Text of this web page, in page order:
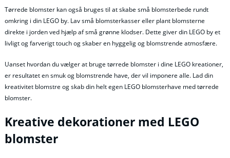
Tørrede blomster kan også bruges til at skabe små blomsterbede rundt
omkring i din LEGO by. Lav små blomsterkasser eller plant blomsterne
direkte i jorden ved hjælp af små grønne klodser. Dette giver din LEGO by et
livligt og farverigt touch og skaber en hyggelig og blomstrende atmosfære.
Uanset hvordan du vælger at bruge tørrede blomster i dine LEGO kreationer,
er resultatet en smuk og blomstrende have, der vil imponere alle. Lad din
kreativitet blomstre og skab din helt egen LEGO blomsterhave med tørrede
blomster.
Kreative dekorationer med LEGO
blomster